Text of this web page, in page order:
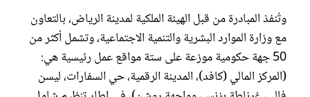
وتُنفذ المبادرة من قبل الهيئة الملكية لمدينة الرياض، بالتعاون
مع وزارة الموارد البشرية والتنمية الاجتماعية، وتشمل أكثر من
50 جهة حكومية موزعة على ستة مواقع عمل رئيسية هي:
(المركز المالي (كافد)، المدينة الرقمية، حي السفارات، ليسن
غلاف رفمي